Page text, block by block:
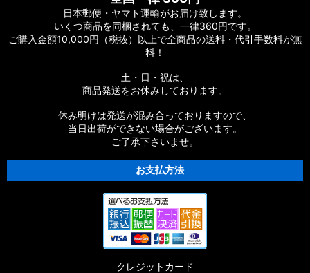
日本郵便・ヤマト運輸がお届け致します。
いくつ商品を同梱されても、一律360円です。
ご購入金額10,000円（税抜）以上で全商品の送料・代引手数料が無
料！
土・日・祝は、
商品発送をお休みしております。
休み明けは発送が混み合っておりますので、
当日出荷ができない場合がございます。
ご了承下さいませ。
お支払方法
クレジットカード